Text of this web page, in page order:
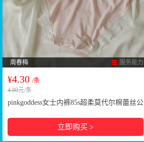
周春梅 服务能力
¥4.30 /条
4.80元/条
pinkgoddess女士内裤85s超柔莫代尔棉蕾丝公
立即购买 >